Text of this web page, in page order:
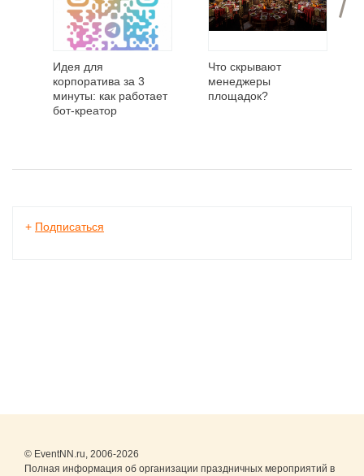
Идея для
корпоратива за 3
минуты: как работает
бот-креатор
Что скрывают
менеджеры
площадок?
+ Подписаться
© EventNN.ru, 2006-2026
Полная информация об организации праздничных мероприятий в